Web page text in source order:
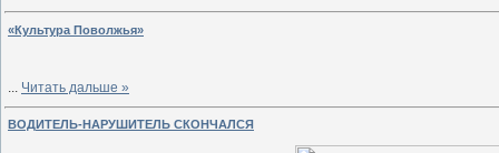
«Культура Поволжья»
... Читать дальше »
ВОДИТЕЛЬ-НАРУШИТЕЛЬ СКОНЧАЛСЯ